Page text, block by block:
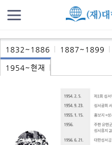
1832~1886 1887~1899
1954~현재